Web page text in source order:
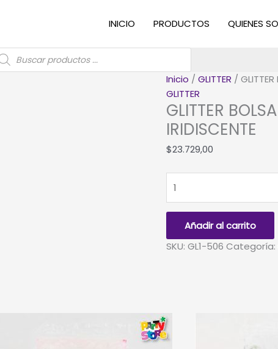
INICIO PRODUCTOS QUIENES
Inicio / GLITTER / GLITTER
GLITTER
GLITTER
IRIDISCENTE
$23.729,00
BOLSA
1
CELESTE
CYAN
Añadir al carrito
SKU: GL1-506 Categoría: